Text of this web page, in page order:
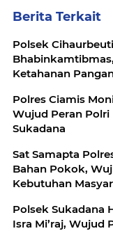
Berita Terkait
Polsek
Ketahanan
Polres Ciamis
Wujud Peran
Sukadana
Sat Samapta
Bahan Pokok,
Kebutuhan
Polsek Sukadana
Isra Mi’raj, Wujud